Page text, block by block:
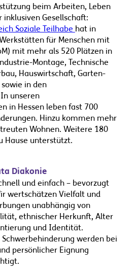
beim Arbeiten, Leben
inklusiven Gesellschaft:
Soziale Teilhabe hat in
für Menschen mit
mit mehr als 520 Plätzen in
Montage, Technische
Hauswirtschaft, Garten-
in den
unseren
in Hessen leben fast 700
Hinzu kommen mehr
Wohnen. Weitere 180
Hause unterstützt.
Diakonie
und einfach – bevorzugt
wertschätzen Vielfalt und
unabhängig von
ethnischer Herkunft, Alter
und Identität.
werden bei
persönlicher Eignung